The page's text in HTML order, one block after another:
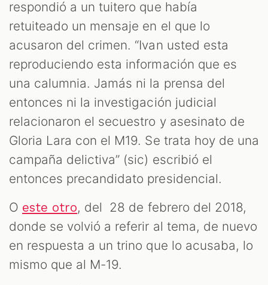
respondió a un tuitero que había
retuiteado un mensaje en el que lo
acusaron del crimen. “Ivan usted esta
reproduciendo esta información que es
una calumnia. Jamás ni la prensa del
entonces ni la investigación judicial
relacionaron el secuestro y asesinato de
Gloria Lara con el M19. Se trata hoy de una
campaña delictiva” (sic) escribió el
entonces precandidato presidencial.
O este otro, del 28 de febrero del 2018,
donde se volvió a referir al tema, de nuevo
en respuesta a un trino que lo acusaba, lo
mismo que al M-19.